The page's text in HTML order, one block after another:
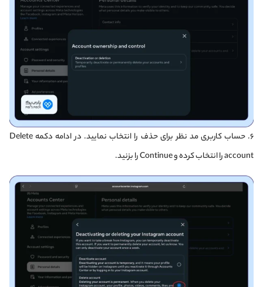
۶. حساب کاربری مد نظر برای حذف را انتخاب نمایید. در ادامه دکمه Delete
account را انتخاب کرده و Continue را بزنید.